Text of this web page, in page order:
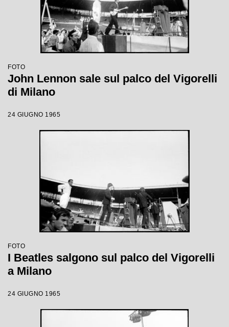
FOTO
John Lennon sale sul palco del Vigorelli
di Milano
24 GIUGNO 1965
FOTO
I Beatles salgono sul palco del Vigorelli
a Milano
24 GIUGNO 1965